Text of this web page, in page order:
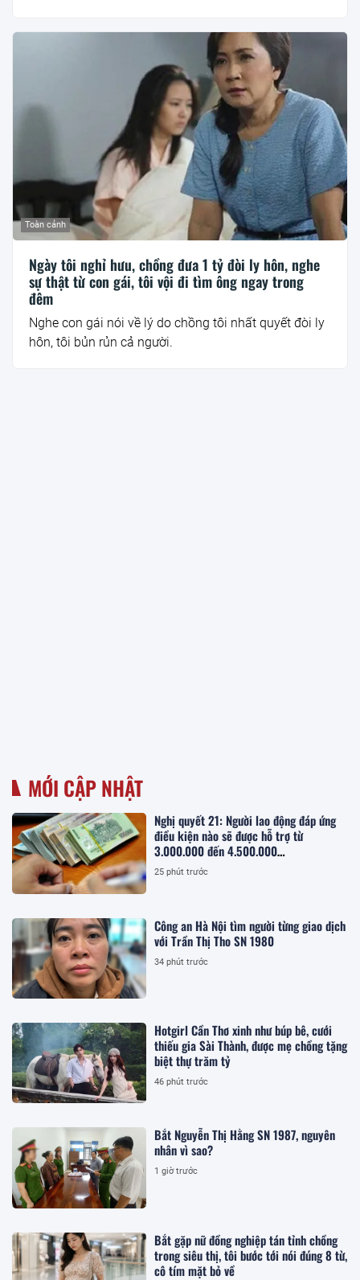
Toàn cảnh
Ngày tôi nghỉ hưu, chồng đưa 1 tỷ đòi ly hôn, nghe
sự thật từ con gái, tôi vội đi tìm ông ngay trong
đêm
Nghe con gái nói về lý do chồng tôi nhất quyết đòi ly
hôn, tôi bủn rủn cả người.
MỚI CẬP NHẬT
Nghị quyết 21: Người lao động đáp ứng
điều kiện nào sẽ được hỗ trợ từ
3.000.000 đến 4.500.000
đồng/người/tháng tiền thuê nhà?
25 phút trước
Công an Hà Nội tìm người từng giao dịch
với Trần Thị Tho SN 1980
34 phút trước
Hotgirl Cần Thơ xinh như búp bê, cưới
thiếu gia Sài Thành, được mẹ chồng tặng
biệt thự trăm tỷ
46 phút trước
Bắt Nguyễn Thị Hằng SN 1987, nguyên
nhân vì sao?
1 giờ trước
Bắt gặp nữ đồng nghiệp tán tỉnh chồng
trong siêu thị, tôi bước tới nói đúng 8 từ,
cô tím mặt bỏ về